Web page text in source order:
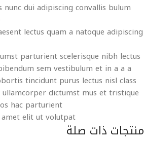
dui adipiscing convallis bulum
lectus quam a natoque adipiscing
parturient scelerisque nibh lectus.
sem vestibulum et in a a a
tincidunt purus lectus nisl class
ullamcorper dictumst mus et tristique
hac parturient
elit ut volutpat.
منتجات ذات صلة